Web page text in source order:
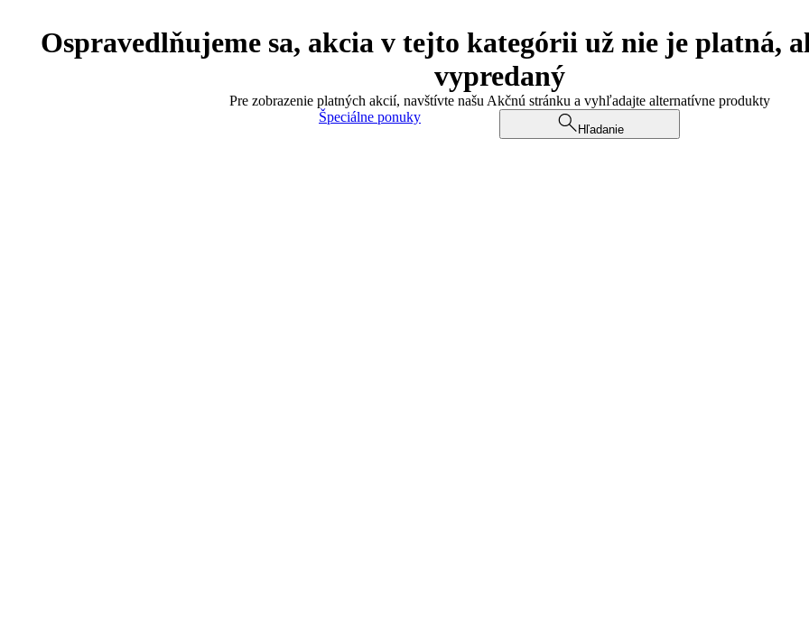
Ospravedlňujeme sa, akcia v tejto kategórii už nie je platná,
vypredaný
Pre zobrazenie platných akcií, navštívte našu Akčnú stránku a vyhľadajte alternatívne produkty
Špeciálne ponuky
Hľadanie